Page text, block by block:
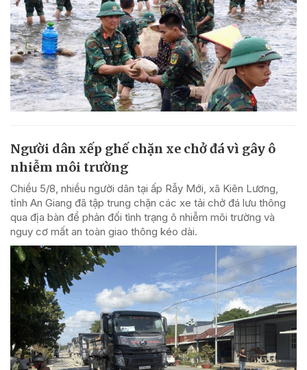
Người dân xếp ghế chặn xe chở đá vì gây ô
nhiễm môi trường
Chiều 5/8, nhiều người dân tại ấp Rẫy Mới, xã Kiên Lương,
tỉnh An Giang đã tập trung chặn các xe tải chở đá lưu thông
qua địa bàn để phản đối tình trạng ô nhiễm môi trường và
nguy cơ mất an toàn giao thông kéo dài.